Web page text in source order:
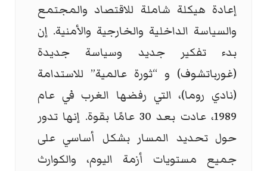
إعادة هيكلة شاملة للاقتصاد والمجتمع
والسياسة الداخلية والخارجية والأمنية. إن
بدء تفكير جديد وسياسة جديدة
(غورباتشوف) و “ثورة عالمية” للاستدامة
(نادي روما)، التي رفضها الغرب في عام
1989، عادت بعد 30 عامًا بقوة. إنها تدور
حول تحديد المسار بشكل أساسي على
جميع مستويات أزمة اليوم، والكوارث